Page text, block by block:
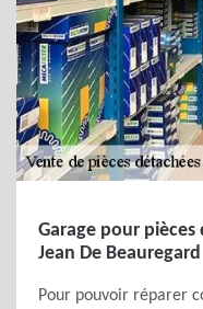
Garage pour pièces
Jean De Beauregard
Pour pouvoir réparer